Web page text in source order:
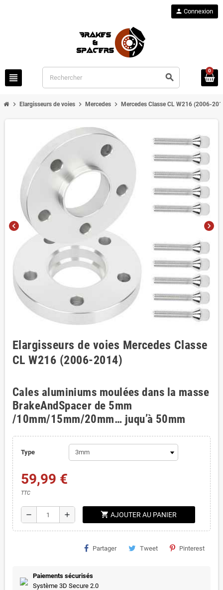
view_headline search
person Connexion
0
chevron_right Elargisseurs de voies chevron_right Mercedes chevron_right Mercedes Classe CL W216 (2006-
chevron_left chevron_right
Elargisseurs de voies Mercedes Classe
CL W216 (2006-2014)
Cales aluminiums moulées dans la masse
BrakeAndSpacer de 5mm
/10mm/15mm/20mm… juqu’à 50mm
Type
59,99 €
TTC
remove add shopping_cart AJOUTER AU PANIER
Partager Tweet Pinterest
Paiements sécurisés
Système 3D Secure 2.0